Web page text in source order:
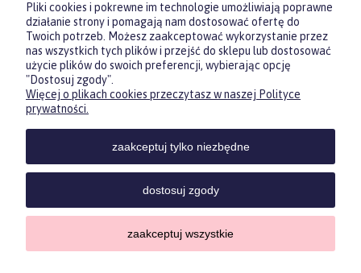
DOWIEDZ SIĘ WIĘCEJ
KONTAKTPOMOC MOJE
Sklep internetowy Shoper.pl
Zasubskrybuj nasz newsletter
i otrzymaj5% rabatu na pierwszyzakup.
Twój email
Pliki cookies i pokrewne im technologie umożliwiają poprawne
działanie strony i pomagają nam dostosować ofertę do
Twoich potrzeb. Możesz zaakceptować wykorzystanie przez
nas wszystkich tych plików i przejść do sklepu lub dostosować
użycie plików do swoich preferencji, wybierając opcję
"Dostosuj zgody".
Więcej o plikach cookies przeczytasz w naszej Polityce
prywatności.
zaakceptuj tylko niezbędne
dostosuj zgody
zaakceptuj wszystkie